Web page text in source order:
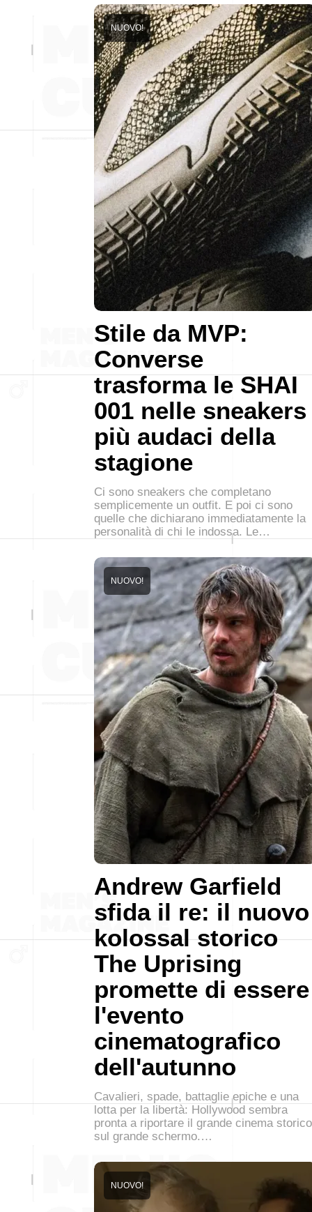
Stile da MVP:
Converse
trasforma le SHAI
001 nelle sneakers
più audaci della
stagione
NUOVO!
Ci sono sneakers che completano
semplicemente un outfit. E poi ci sono
quelle che dichiarano immediatamente la
personalità di chi le indossa. Le…
Andrew Garfield
sfida il re: il nuovo
kolossal storico
The Uprising
promette di essere
l'evento
cinematografico
dell'autunno
NUOVO!
Cavalieri, spade, battaglie epiche e una
lotta per la libertà: Hollywood sembra
pronta a riportare il grande cinema storico
sul grande schermo.…
NUOVO!